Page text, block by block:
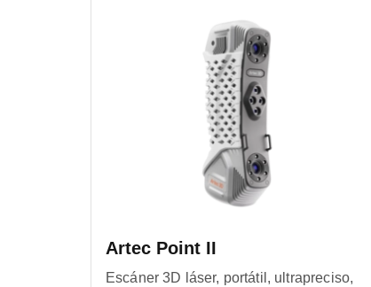
Artec Point II
Escáner 3D láser, portátil, ultrapreciso,